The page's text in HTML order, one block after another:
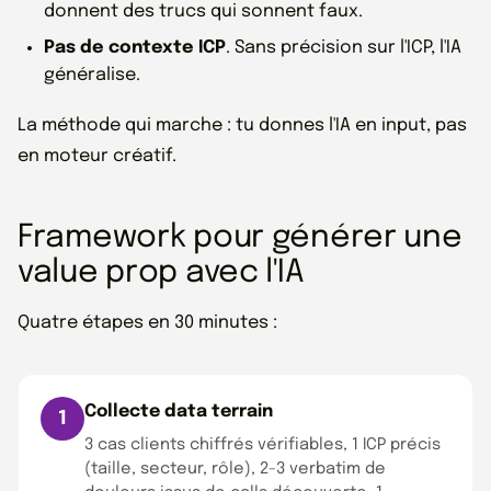
donnent des trucs qui sonnent faux.
Pas de contexte ICP. Sans précision sur l'ICP, l'IA
généralise.
La méthode qui marche : tu donnes l'IA en input, pas
en moteur créatif.
Framework pour générer une
value prop avec l'IA
Quatre étapes en 30 minutes :
Collecte data terrain
3 cas clients chiffrés vérifiables, 1 ICP précis
(taille, secteur, rôle), 2-3 verbatim de